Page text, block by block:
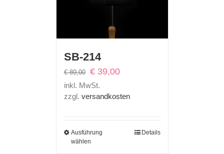
SB-214
€89,00
Ursprünglicher
Preis
€39,00Aktueller
inkl. MwSt.
zzgl. versandkosten
Ausführung
wählen
Details